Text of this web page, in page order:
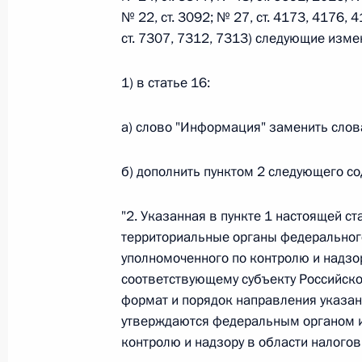
26 июля 2026 года
О внесении изменения в статью 2
26 июля 2026 года
Федеральный закон от
О внесении изменений в Уголовный
процессуального кодекса Российской
26 июля 2026 года
№ 22, ст. 3092; № 27, ст. 4173, 4176,
ст. 7307, 7312, 7313) следующие
1) в статье 16:
а) слово "Информация" заменить
б) дополнить пунктом 2 следующего
"2. Указанная в пункте 1 настоящей
территориальные органы
уполномоченного по контролю и
соответствующему субъекту
формат и порядок направления
утверждаются федеральным органом
контролю и надзору в области